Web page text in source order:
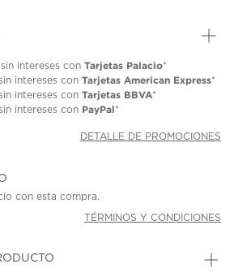
sin intereses con Tarjetas Palacio*
sin intereses con Tarjetas American Express*
sin intereses con Tarjetas BBVA*
sin intereses con PayPal*
DETALLE DE PROMOCIONES
con esta compra.
TÉRMINOS Y CONDICIONES